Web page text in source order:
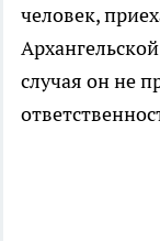
человек,
случая он не